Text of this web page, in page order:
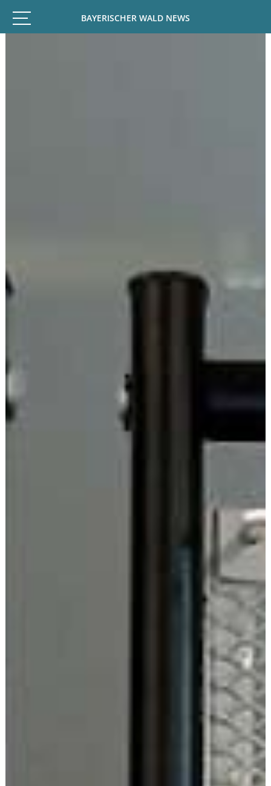
BAYERISCHER WALD NEWS